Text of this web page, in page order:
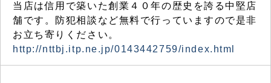
当店は信用で築いた創業４０年の歴史を誇る中堅店
舗です。防犯相談など無料で行っていますので是非
お立ち寄りください。
http://nttbj.itp.ne.jp/0143442759/index.html